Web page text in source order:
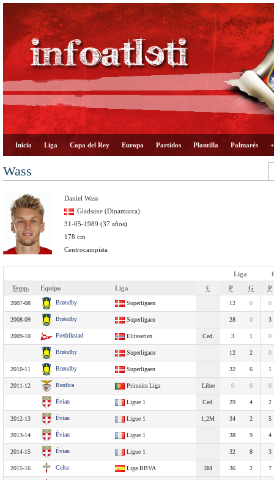
Inicio Liga Copa del Rey Europa Partidos Plantilla Palmarés
Wass
Daniel Wass
Gladsaxe (Dinamarca)
31-05-1989 (37 años)
178 cm
Centrocampista
Liga
Temp.
Equipo Liga € P G P
2007-08 Brøndby Superligaen 12 0 0
2008-09 Brøndby Superligaen 28 0 3
2009-10 Fredrikstad Eliteserien Ced. 3 1 0
Brøndby Superligaen 12 2 0
2010-11 Brøndby Superligaen 32 6 1
2011-12 Benfica Primeira Liga Libre 0 0 0
Évian Ligue 1 Ced. 29 4 2
2012-13 Évian Ligue 1 1,2M 34 2 5
2013-14 Évian Ligue 1 38 9 4
2014-15 Évian Ligue 1 32 8 3
2015-16 Celta Liga BBVA 3M 36 2 7